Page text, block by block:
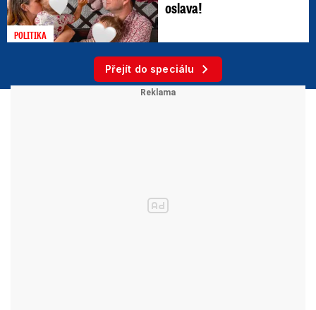
POLITIKA
oslava!
Přejít do speciálu